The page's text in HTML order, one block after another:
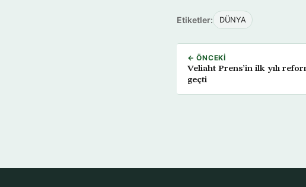
Etiketler: DÜNYA
← ÖNCEKI
Veliaht Prens’in ilk yılı
geçti